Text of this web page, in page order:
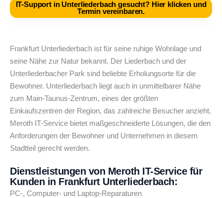
IT-Support in Unterliederbach gesucht? Hier klicken und
Termin vereinbaren.
Frankfurt Unterliederbach ist für seine ruhige Wohnlage und
seine Nähe zur Natur bekannt. Der Liederbach und der
Unterliederbacher Park sind beliebte Erholungsorte für die
Bewohner. Unterliederbach liegt auch in unmittelbarer Nähe
zum Main-Taunus-Zentrum, eines der größten
Einkaufszentren der Region, das zahlreiche Besucher anzieht.
Meroth IT-Service bietet maßgeschneiderte Lösungen, die den
Anforderungen der Bewohner und Unternehmen in diesem
Stadtteil gerecht werden.
Dienstleistungen von Meroth IT-Service für
Kunden in Frankfurt Unterliederbach:
PC-, Computer- und Laptop-Reparaturen